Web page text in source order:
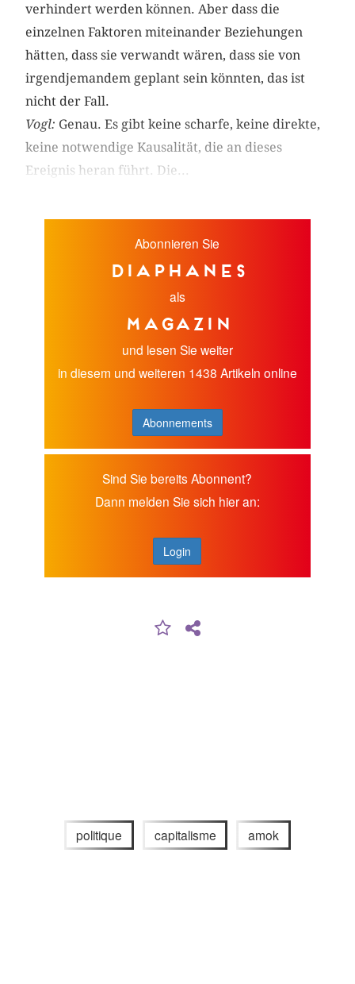
verhindert werden können. Aber dass die
einzelnen Faktoren miteinander Beziehungen
hätten, dass sie verwandt wären, dass sie von
irgendjemandem geplant sein könnten, das ist
nicht der Fall.
Vogl: Genau. Es gibt keine scharfe, keine direkte,
keine notwendige Kausalität, die an dieses
Ereignis heran führt. Die...
Abonnieren Sie
diaphanes
als
Magazin
und lesen Sie weiter
in diesem und weiteren 1438 Artikeln online
Abonnements
Sind Sie bereits Abonnent?
Dann melden Sie sich hier an:
Login
politique capitalisme amok